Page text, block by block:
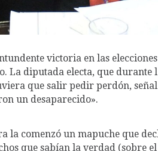
victoria en las
La diputada electa, que durante
que salir pedir perdón,
un desaparecido».
la comenzó un mapuche que
que sabían la verdad (sobre